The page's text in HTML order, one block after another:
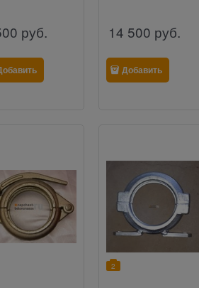
руб. 14 500 руб.
Добавить
2